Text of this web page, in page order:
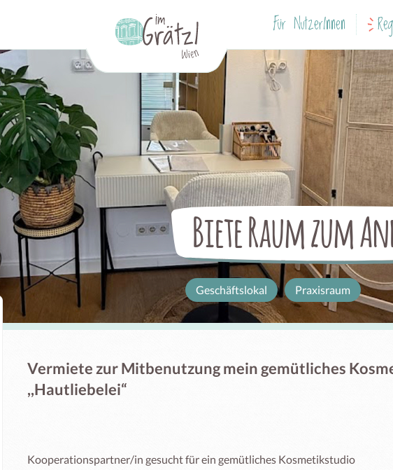
Für NutzerInnen
Biete Raum zum
Geschäftslokal Praxisraum
Vermiete zur Mitbenutzung mein gemütliches
,,Hautliebelei“
Kooperationspartner/in gesucht für ein gemütliches Kosmetikstudio